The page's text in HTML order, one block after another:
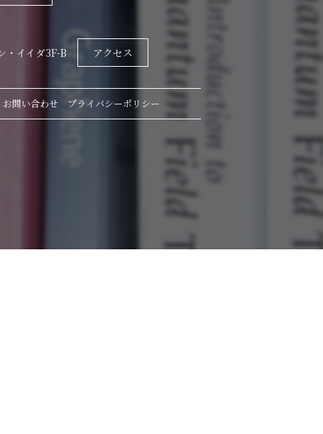
・イイダ3F-B アクセス
お問い合わせ プライバシーポリシー